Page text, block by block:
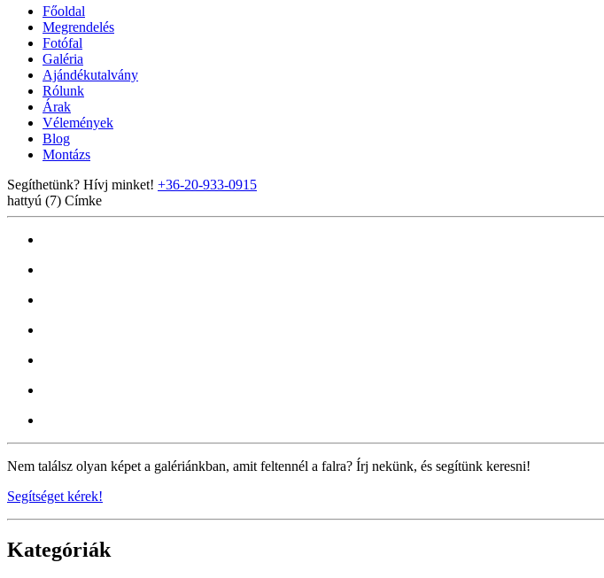
Főoldal
Megrendelés
Fotófal
Galéria
Ajándékutalvány
Rólunk
Árak
Vélemények
Blog
Montázs
Segíthetünk? Hívj minket! +36-20-933-0915
hattyú (7) Címke
Nem találsz olyan képet a galériánkban, amit feltennél a falra? Írj nekünk, és segítünk keresni!
Segítséget kérek!
Kategóriák